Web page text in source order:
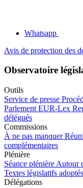
Whatsapp
Avis de protection des
Observatoire
Outils
Service de presse
Parlement EUR-Lex
délégués
Commissions
À ne pas manquer
complémentaires
Plénière
Séance plénière Autour
Textes législatifs adoptés
Délégations